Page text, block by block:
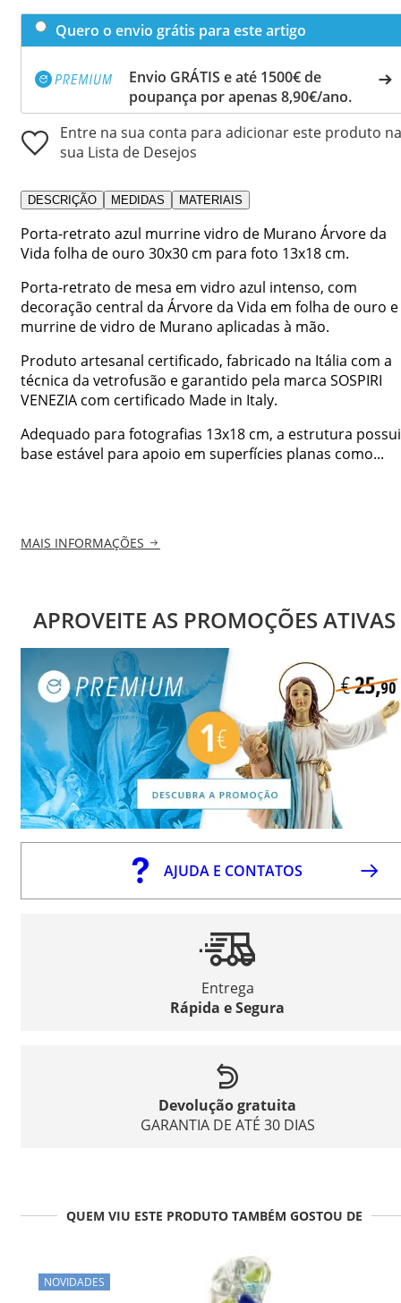
Quero o envio grátis para este artigo
Envio GRÁTIS e até 1500€ de
poupança por apenas 8,90€/ano.
Entre na sua conta para adicionar este produto na
sua Lista de Desejos
DESCRIÇÃO MEDIDAS MATERIAIS
Porta-retrato azul murrine vidro de Murano Árvore da
Vida folha de ouro 30x30 cm para foto 13x18 cm.
Porta-retrato de mesa em vidro azul intenso, com
decoração central da Árvore da Vida em folha de ouro e
murrine de vidro de Murano aplicadas à mão.
Produto artesanal certificado, fabricado na Itália com a
técnica da vetrofusão e garantido pela marca SOSPIRI
VENEZIA com certificado Made in Italy.
Adequado para fotografias 13x18 cm, a estrutura possui
base estável para apoio em superfícies planas como...
MAIS INFORMAÇÕES
APROVEITE AS PROMOÇÕES ATIVAS
AJUDA E CONTATOS
Entrega
Rápida e Segura
Devolução gratuita
GARANTIA DE ATÉ 30 DIAS
QUEM VIU ESTE PRODUTO TAMBÉM GOSTOU DE
NOVIDADES